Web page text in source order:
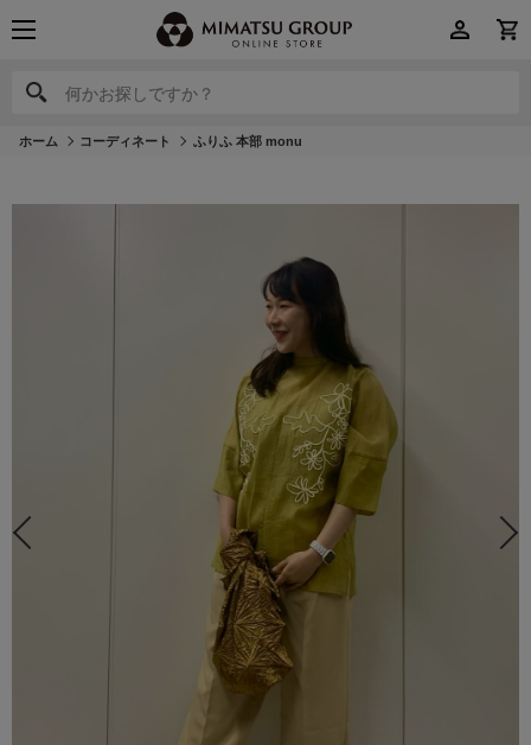
何かお探しですか？
何かお探しですか？
ホーム コーディネート ふりふ 本部 monu